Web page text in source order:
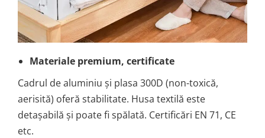
Materiale premium, certificate
Cadrul de aluminiu și plasa 300D (non-toxică,
aerisită) oferă stabilitate. Husa textilă este
detașabilă și poate fi spălată. Certificări EN 71, CE
etc.